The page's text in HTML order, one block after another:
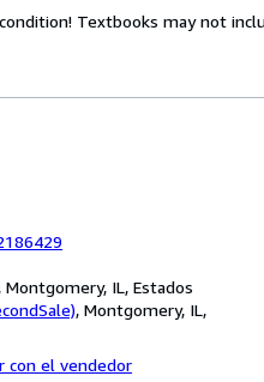
Textbooks may not
IL, Estados
, Montgomery, IL,
con el vendedor